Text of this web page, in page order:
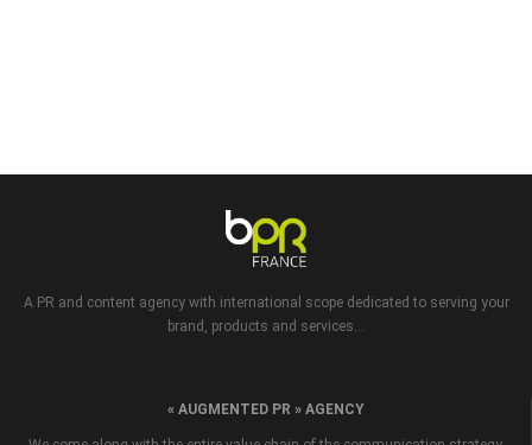
A PR and content agency with international scope dedicated to serving your
brand, products and services...
« AUGMENTED PR » AGENCY